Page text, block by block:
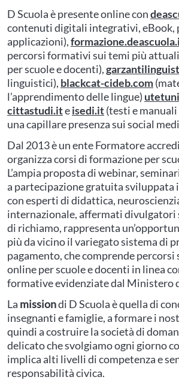
D Scuola è presente online con
contenuti digitali integrativi, eBook,
applicazioni),
percorsi formativi sui temi più
per scuole e docenti),
linguistici), blackcat-cideb.com
l’apprendimento delle lingue)
cittastudi.iteisedi.it(testi e
una capillare presenza sui social
Dal 2013 è un ente Formatore
organizza corsi di formazione per
L’ampia proposta di webinar,
a partecipazione gratuita sviluppata
con esperti di didattica,
internazionale, affermati divulgatori
di richiamo, rappresenta
più da vicino il variegato sistema di
pagamento, che comprende percorsi
online per scuole e docenti in linea
formative evidenziate dal Ministero
La missiondi D Scuola è quella di
insegnanti e famiglie, a formare i
quindi a costruire la società di
delicato che svolgiamo ogni giorno
implica alti livelli di competenza e
responsabilità civica.